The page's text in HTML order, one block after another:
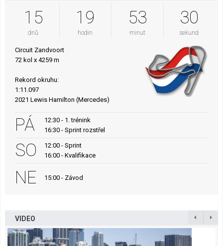
15
dnů
19
hodin
53
minut
30
sekund
Circuit Zandvoort
72 kol x 4259 m
Rekord okruhu:
1:11.097
2021 Lewis Hamilton (Mercedes)
PÁ
12:30 - 1. trénink
16:30 - Sprint rozstřel
SO
12:00 - Sprint
16:00 - Kvalifikace
NE 15:00 - Závod
VIDEO